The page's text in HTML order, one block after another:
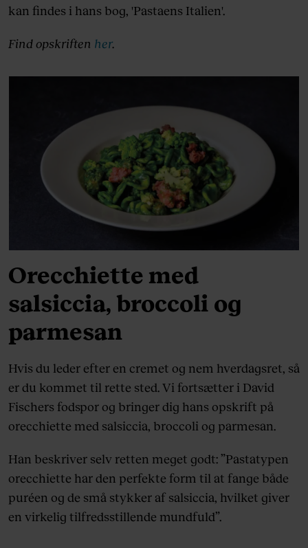
kan findes i hans bog, 'Pastaens Italien'.
Find opskriften her.
Orecchiette med
salsiccia, broccoli og
parmesan
Hvis du leder efter en cremet og nem hverdagsret, så
er du kommet til rette sted. Vi fortsætter i David
Fischers fodspor og bringer dig hans opskrift på
orecchiette med salsiccia, broccoli og parmesan.
Han beskriver selv retten meget godt: ”Pastatypen
orecchiette har den perfekte form til at fange både
puréen og de små stykker af salsiccia, hvilket giver
en virkelig tilfredsstillende mundfuld”.